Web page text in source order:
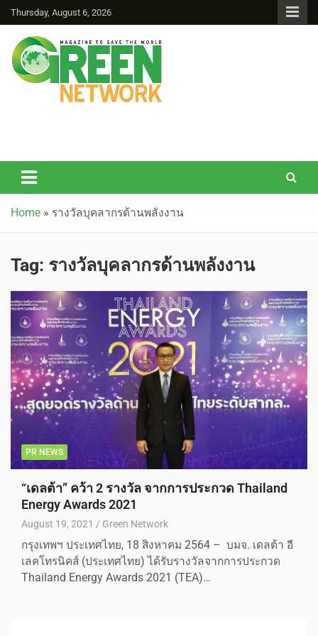
Thursday, August 6, 2026
Home » รางวัลบุคลากรด้านพลังงาน
Tag: รางวัลบุคลากรด้านพลังงาน
PR NEWS
“เดลต้า” คว้า 2 รางวัล จากการประกวด Thailand
Energy Awards 2021
August 19, 2021 Green Network
กรุงเทพฯ ประเทศไทย, 18 สิงหาคม 2564 – บมจ. เดลต้า อี
เลคโทรนิคส์ (ประเทศไทย) ได้รับรางวัลจากการประกวด
Thailand Energy Awards 2021 (TEA)…